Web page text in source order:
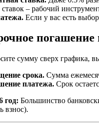
– рабочий
Если у вас есть
сумму сверх графика,
срока. Сумма
платежа. Срок
год: Большинство
взнос).